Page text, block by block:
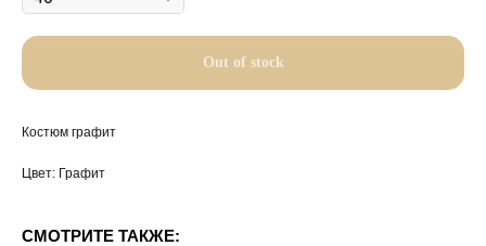
Out of stock
Костюм графит
Цвет: Графит
СМОТРИТЕ ТАКЖЕ: